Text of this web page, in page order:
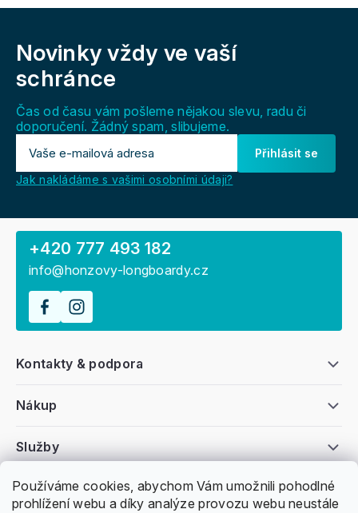
Používáme cookies, abychom Vám umožnili pohodlné
prohlížení webu a díky analýze provozu webu neustále
s
Novinky vždy ve vaší
schránce
Čas od času vám pošleme nějakou slevu, radu či
doporučení. Žádný spam, slibujeme.
Přihlásit se
Jak nakládáme s vašimi osobními údaji?
Všeobecné informace
Nákup
Kontakty & podpora
Služby
+420 777 493 182
info@honzovy-longboardy.cz